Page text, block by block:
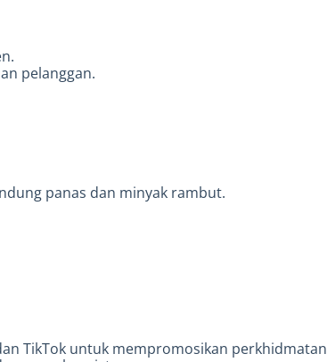
pelanggan.
panas dan minyak rambut.
TikTok untuk mempromosikan perkhidmatan